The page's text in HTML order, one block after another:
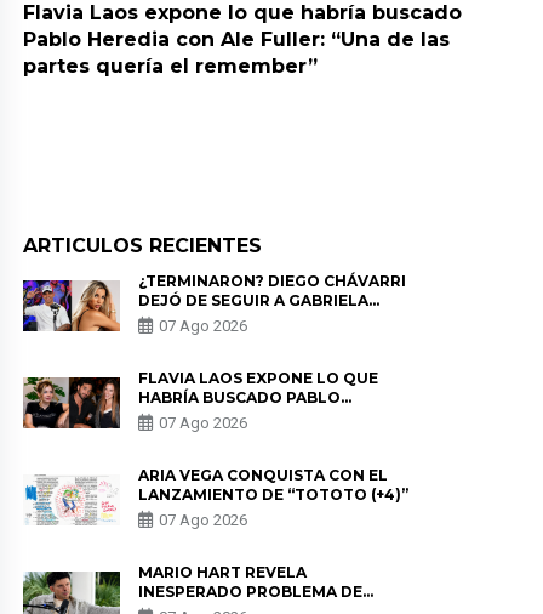
Flavia Laos expone lo que habría buscado
Pablo Heredia con Ale Fuller: “Una de las
partes quería el remember”
ARTICULOS RECIENTES
¿TERMINARON? DIEGO CHÁVARRI
DEJÓ DE SEGUIR A GABRIELA
HERRERA Y ANUNCIA SU SALIDA
DE PÓDCAST
07 Ago 2026
FLAVIA LAOS EXPONE LO QUE
HABRÍA BUSCADO PABLO
HEREDIA CON ALE FULLER: “UNA
DE LAS PARTES QUERÍA EL
07 Ago 2026
ARIA VEGA CONQUISTA CON EL
LANZAMIENTO DE “TOTOTO (+4)”
07 Ago 2026
MARIO HART REVELA
INESPERADO PROBLEMA DE